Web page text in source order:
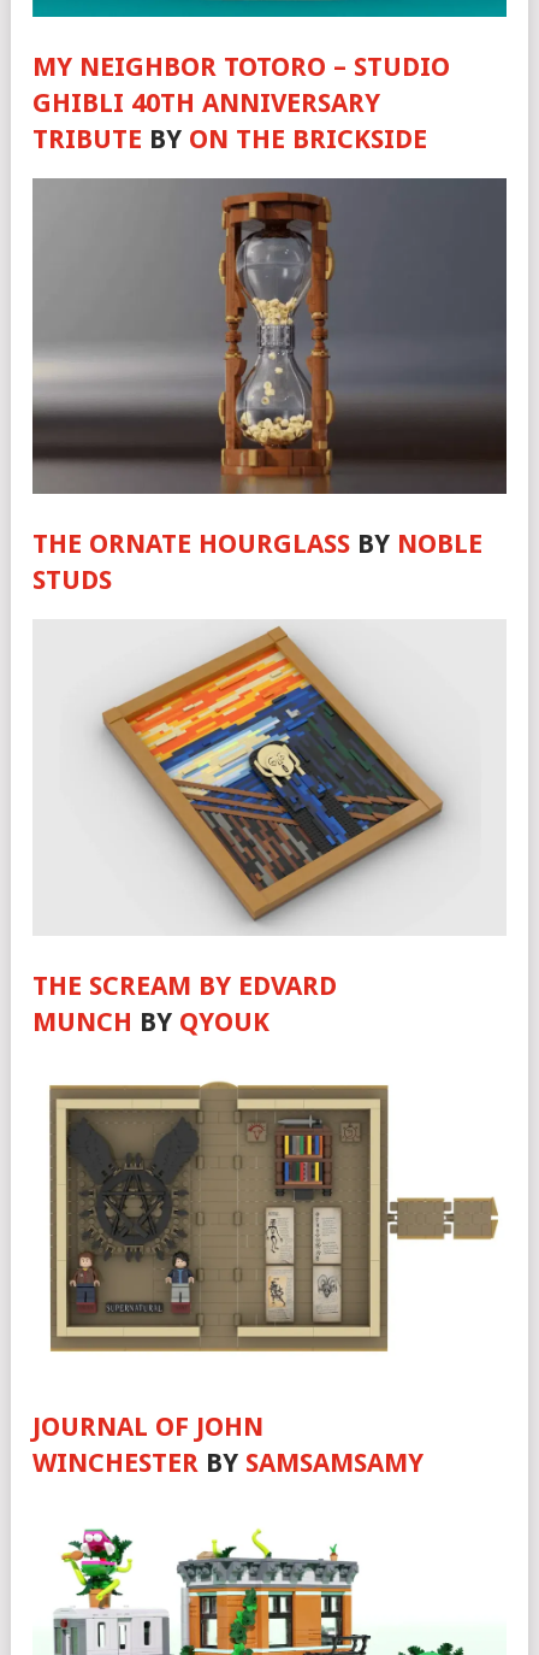
MY NEIGHBOR TOTORO – STUDIO
GHIBLI 40TH ANNIVERSARY
TRIBUTE BY ON THE BRICKSIDE
THE ORNATE HOURGLASS BY NOBLE
STUDS
THE SCREAM BY EDVARD
MUNCH BY QYOUK
JOURNAL OF JOHN
WINCHESTER BY SAMSAMSAMY